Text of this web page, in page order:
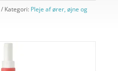
Kategori: Pleje af ører, øjne og